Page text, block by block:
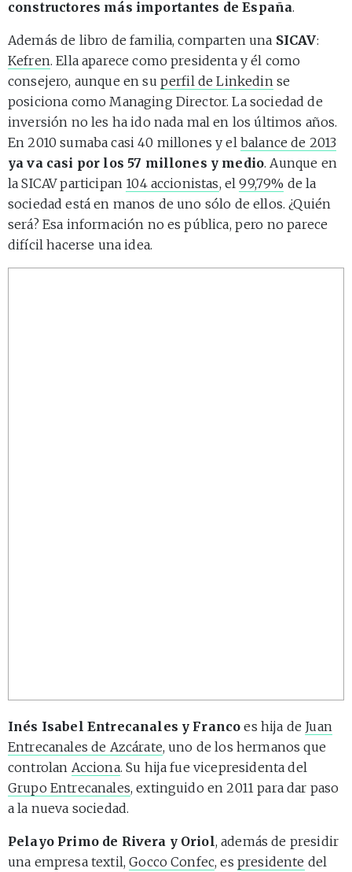
constructores más importantes de España.
Además de libro de familia, comparten una SICAV:
Kefren. Ella aparece como presidenta y él como
consejero, aunque en su perfil de Linkedinse
posiciona como Managing Director. La sociedad de
inversión no les ha ido nada mal en los últimos años.
En 2010 sumaba casi 40 millones y el balance de 2013
ya va casi por los 57 millones y medio. Aunque en
la SICAV participan 104 accionistas, el99,79% de la
sociedad está en manos de uno sólo de ellos. ¿Quién
será? Esa información no es pública, pero no parece
difícil hacerse una idea.
Inés Isabel Entrecanales y Franco es hija de Juan
Entrecanales de Azcárate, uno de los hermanos que
controlan Acciona. Su hija fue vicepresidenta del
Grupo Entrecanales, extinguido en 2011 para dar paso
a la nueva sociedad.
Pelayo Primo de Rivera y Oriol, además de presidir
una empresa textil,Gocco Confec, es presidente del